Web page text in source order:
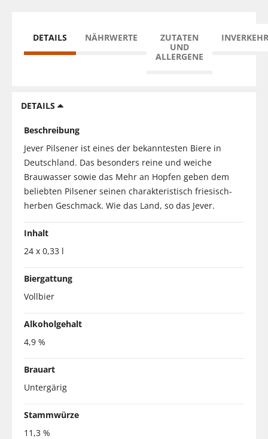
DETAILS NÄHRWERTE
ZUTATEN
UND
ALLERGENE
DETAILS
Beschreibung
Jever Pilsener ist eines der bekanntesten Biere in
Deutschland. Das besonders reine und weiche
Brauwasser sowie das Mehr an Hopfen geben dem
beliebten Pilsener seinen charakteristisch friesisch-
herben Geschmack. Wie das Land, so das Jever.
Inhalt
24 x 0,33 l
Biergattung
Vollbier
Alkoholgehalt
4,9 %
Brauart
Untergärig
Stammwürze
11,3 %